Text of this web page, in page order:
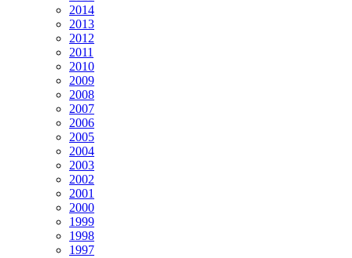
2014
2013
2012
2011
2010
2009
2008
2007
2006
2005
2004
2003
2002
2001
2000
1999
1998
1997